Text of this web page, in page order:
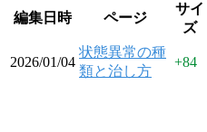
編集日時 ページ
サイ
ズ
2026/01/04
状態異常の種
類と治し方
+84